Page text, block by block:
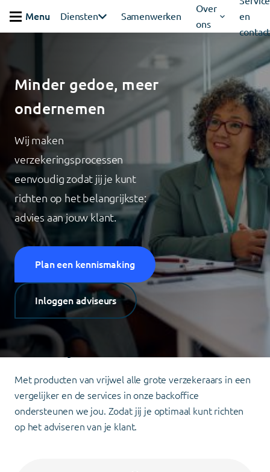
Menu
Diensten Samenwerken
Over
ons
en
contact
Minder gedoe, meer
ondernemen
Wij maken
verzekeringsprocessen
eenvoudig zodat jij je kunt
richten op het belangrijkste:
advies aan jouw klant.
Plan een kennismaking
Inloggen adviseurs
Digitale kracht met een
menselijke touch
Met producten van vrijwel alle grote verzekeraars in een
vergelijker en de services in onze backoffice
ondersteunen we jou. Zodat jij je optimaal kunt richten
op het adviseren van je klant.